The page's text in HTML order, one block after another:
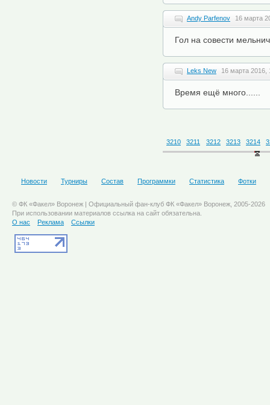
Andy Parfenov 16 марта
Гол на совести
Leks New 16 марта 2016,
Время ещё много......
3210 3211 3212 3213 3214
Новости Турниры Состав Программки Статистика Фотки
© ФК «Факел» Воронеж | Официальный фан-клуб ФК «Факел» Воронеж, 2005-2026
При использовании материалов ссылка на сайт обязательна.
О нас
Реклама Ссылки